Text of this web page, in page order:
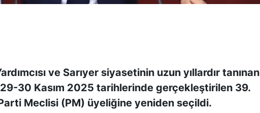
ve Sarıyer siyasetinin uzun yıllardır tanınan
30 Kasım 2025 tarihlerinde gerçekleştirilen 39.
Meclisi (PM) üyeliğine yeniden seçildi.